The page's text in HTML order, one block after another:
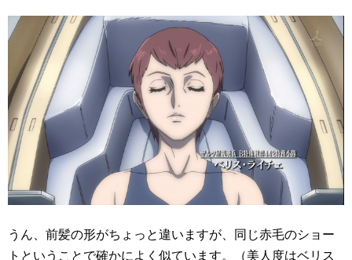
うん、前髪の形がちょっと違いますが、同じ赤毛のショー
トということで確かによく似ています。（美人度はベリス